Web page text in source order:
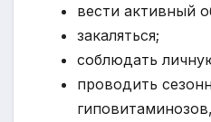
вести активный
закаляться;
соблюдать
проводить